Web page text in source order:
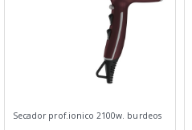
Secador prof.ionico 2100w. burdeos